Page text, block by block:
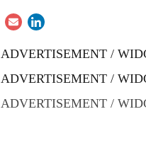
ADVERTISEMENT /
ADVERTISEMENT /
ADVERTISEMENT /